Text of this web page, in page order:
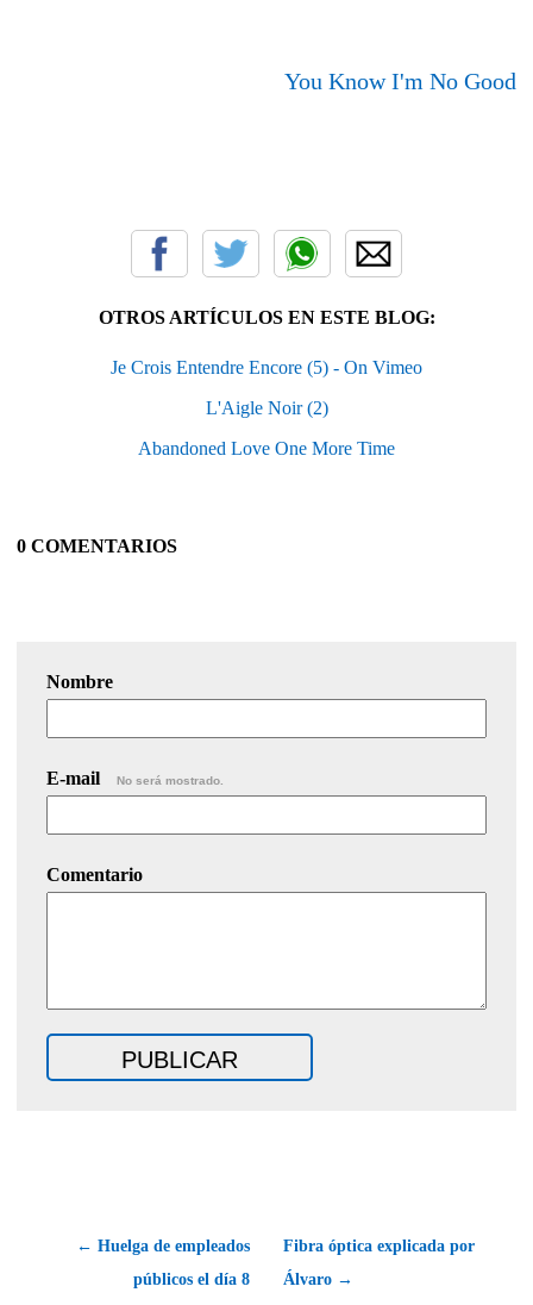
You Know I'm No Good
OTROS ARTÍCULOS EN ESTE BLOG:
Je Crois Entendre Encore (5) - On Vimeo
L'Aigle Noir (2)
Abandoned Love One More Time
0 COMENTARIOS
Nombre
E-mail No será mostrado.
Comentario
← Huelga de empleados
públicos el día 8
Fibra óptica explicada por
Álvaro →